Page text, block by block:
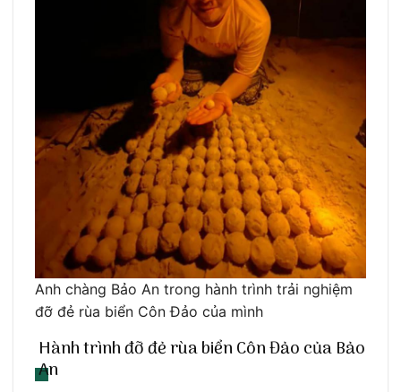
Anh chàng Bảo An trong hành trình trải nghiệm
đỡ đẻ rùa biển Côn Đảo của mình
Hành trình đỡ đẻ rùa biển Côn Đảo của Bảo
An